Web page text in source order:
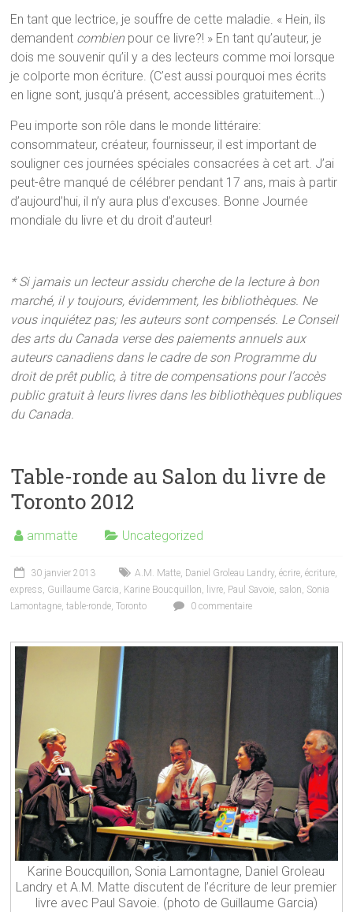
En tant que lectrice, je souffre de cette maladie. « Hein, ils
demandent combien pour ce livre?! » En tant qu’auteur, je
dois me souvenir qu’il y a des lecteurs comme moi lorsque
je colporte mon écriture. (C’est aussi pourquoi mes écrits
en ligne sont, jusqu’à présent, accessibles gratuitement…)
Peu importe son rôle dans le monde littéraire:
consommateur, créateur, fournisseur, il est important de
souligner ces journées spéciales consacrées à cet art. J’ai
peut-être manqué de célébrer pendant 17 ans, mais à partir
d’aujourd’hui, il n’y aura plus d’excuses. Bonne Journée
mondiale du livre et du droit d’auteur!
* Si jamais un lecteur assidu cherche de la lecture à bon
marché, il y toujours, évidemment, les bibliothèques. Ne
vous inquiétez pas; les auteurs sont compensés. Le Conseil
des arts du Canada verse des paiements annuels aux
auteurs canadiens dans le cadre de son Programme du
droit de prêt public, à titre de compensations pour l’accès
public gratuit à leurs livres dans les bibliothèques publiques
du Canada.
Table-ronde au Salon du livre de
Toronto 2012
ammatte Uncategorized
30 janvier 2013 A.M. Matte Daniel Groleau Landry,écrire ,écriture
express Guillaume Garcia Karine Boucquillon livre Paul Savoie salon Sonia
Lamontagne ,table-ronde ,Toronto 0 commentaire
Karine Boucquillon, Sonia Lamontagne, Daniel Groleau
Landry et A.M. Matte discutent de l’écriture de leur premier
livre avec Paul Savoie. (photo de Guillaume Garcia)